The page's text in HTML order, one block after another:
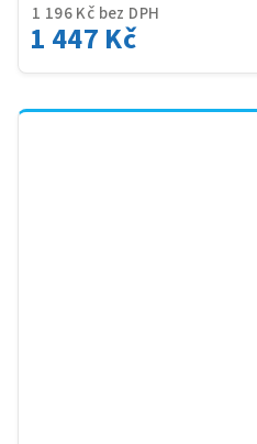
1 196 Kč bez DPH
1 447 Kč